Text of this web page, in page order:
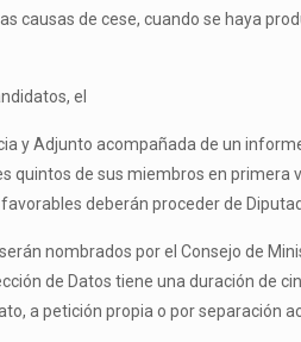
causas de cese, cuando se haya
el
y Adjunto acompañada de un
de sus miembros en
deberán proceder de
nombrados por el Consejo de
de Datos tiene una duración de
a petición propia o por separación